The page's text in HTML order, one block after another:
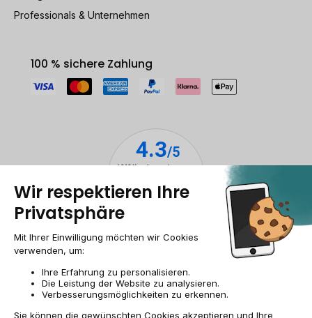
Professionals & Unternehmen
100 % sichere Zahlung
Impressum & ANB Allgemeine Geschäftsbedingungen